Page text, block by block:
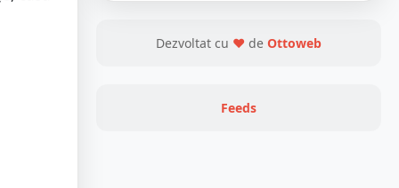
Dezvoltat cu ❤ de Ottoweb
Feeds